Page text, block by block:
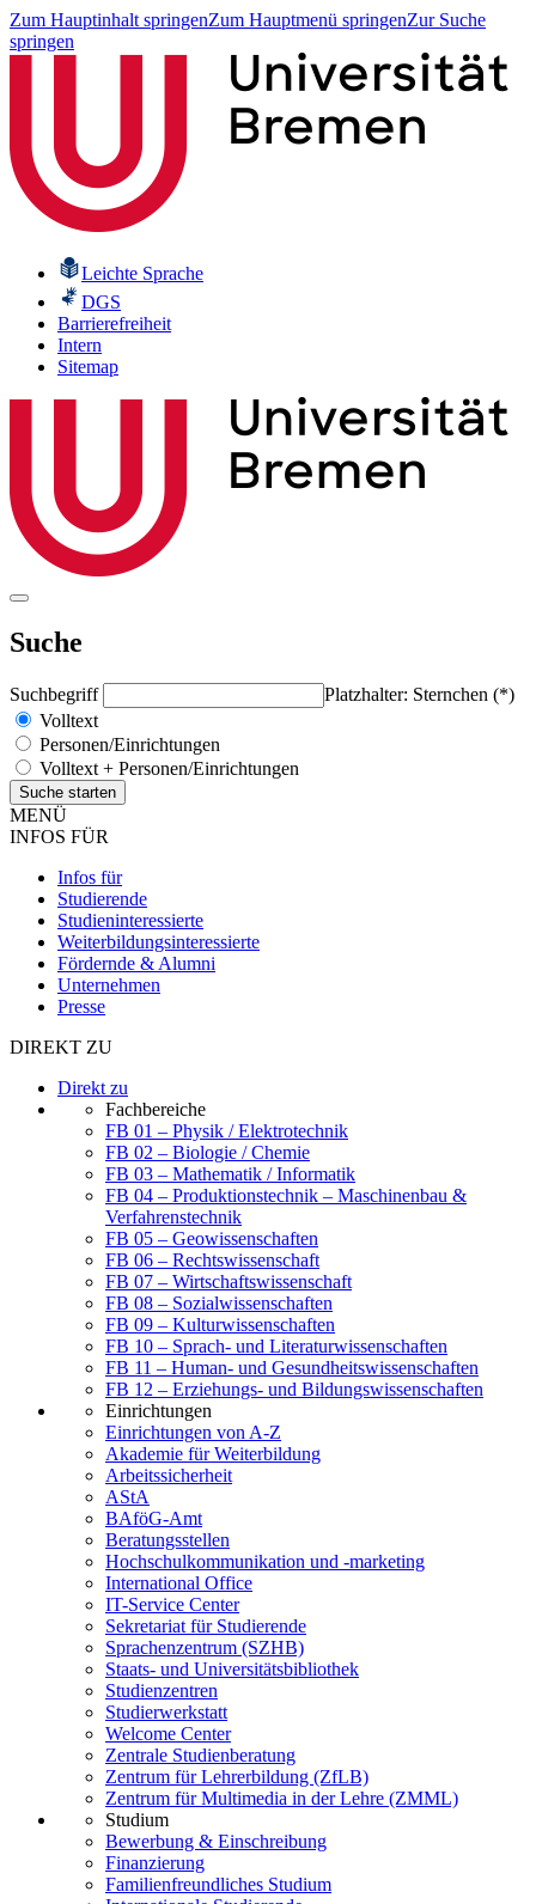
Zum Hauptinhalt springenZum Hauptmenü springenZur Suche
springen
Leichte Sprache
DGS
Barrierefreiheit
Intern
Sitemap
Suche
Suchbegriff
Platzhalter: Sternchen (*)
Volltext
Personen/Einrichtungen
Volltext + Personen/Einrichtungen
MENÜ
INFOS FÜR
Infos für
Studierende
Studieninteressierte
Weiterbildungsinteressierte
Fördernde & Alumni
Unternehmen
Presse
DIREKT ZU
Direkt zu
Fachbereiche
FB 01 – Physik / Elektrotechnik
FB 02 – Biologie / Chemie
FB 03 – Mathematik / Informatik
FB 04 – Produktionstechnik – Maschinenbau &
Verfahrenstechnik
FB 05 – Geowissenschaften
FB 06 – Rechtswissenschaft
FB 07 – Wirtschaftswissenschaft
FB 08 – Sozialwissenschaften
FB 09 – Kulturwissenschaften
FB 10 – Sprach- und Literaturwissenschaften
FB 11 – Human- und Gesundheitswissenschaften
FB 12 – Erziehungs- und Bildungswissenschaften
Einrichtungen
Einrichtungen von A-Z
Akademie für Weiterbildung
Arbeitssicherheit
AStA
BAföG-Amt
Beratungsstellen
Hochschulkommunikation und -marketing
International Office
IT-Service Center
Sekretariat für Studierende
Sprachenzentrum (SZHB)
Staats- und Universitätsbibliothek
Studienzentren
Studierwerkstatt
Welcome Center
Zentrale Studienberatung
Zentrum für Lehrerbildung (ZfLB)
Zentrum für Multimedia in der Lehre (ZMML)
Studium
Bewerbung & Einschreibung
Finanzierung
Familienfreundliches Studium